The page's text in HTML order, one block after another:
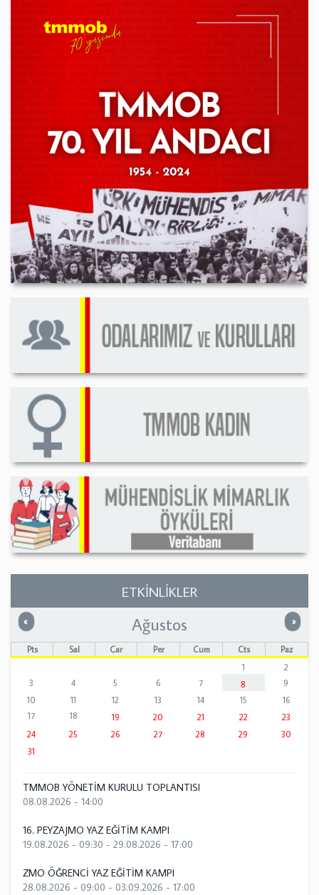
ETKİNLİKLER
« Önceki »
Ağustos
Pts Sal Çar Per Cum Cts
Paz
1
2
3
4 5 6 7 8
9
10
11 12 13 14 15
16
17
18 19 20 21 22
23
24
25 26 27 28 29
30
31
TMMOB YÖNETİM KURULU TOPLANTISI
08.08.2026 - 14:00
16. PEYZAJMO YAZ EĞİTİM KAMPI
19.08.2026 - 09:30 - 29.08.2026 - 17:00
ZMO ÖĞRENCİ YAZ EĞİTİM KAMPI
28.08.2026 - 09:00 - 03.09.2026 - 17:00